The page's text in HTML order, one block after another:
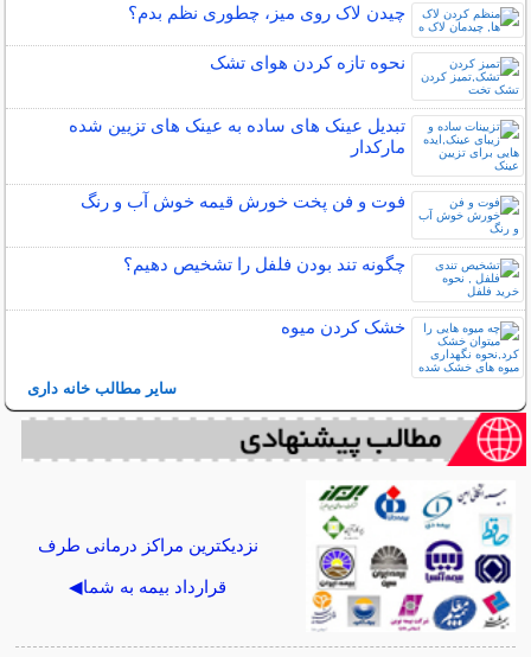
چیدن لاک روی میز، چطوری نظم بدم؟
نحوه تازه کردن هوای تشک
تبدیل عینک های ساده به عینک های تزیین شده
مارکدار
فوت و فن پخت خورش قیمه خوش آب و رنگ
چگونه تند بودن فلفل را تشخیص دهیم؟
خشک کردن میوه
سایر مطالب خانه داری
نزدیکترین مراکز درمانی طرف
قرارداد بیمه به شما◀